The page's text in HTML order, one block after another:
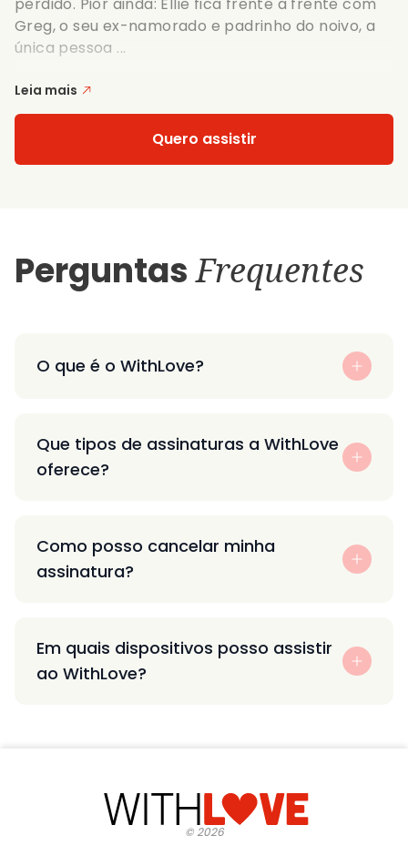
Greg, o seu ex-namorado e padrinho do noivo, a
única pessoa ...
Leia mais
Quero assistir
PerguntasFrequentes
O que é o WithLove?
Que tipos de assinaturas a WithLove
oferece?
Como posso cancelar minha
assinatura?
Em quais dispositivos posso assistir
ao WithLove?
©2026